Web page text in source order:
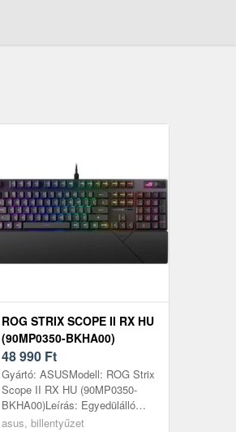
ROG STRIX SCOPE II RX HU
(90MP0350-BKHA00)
48 990 Ft
Gyártó: ASUSModell: ROG Strix
Scope II RX HU (90MP0350-
BKHA00)Leírás: Egyedülálló
ROG témájú szóköz: UV-
asus, billentyűzet